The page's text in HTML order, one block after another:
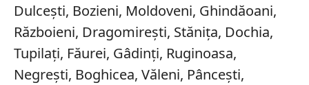
Dulcești, Bozieni, Moldoveni, Ghindăoani,
Războieni, Dragomirești, Stănița, Dochia,
Tupilați, Făurei, Gâdinți, Ruginoasa,
Negrești, Boghicea, Văleni, Pâncești,